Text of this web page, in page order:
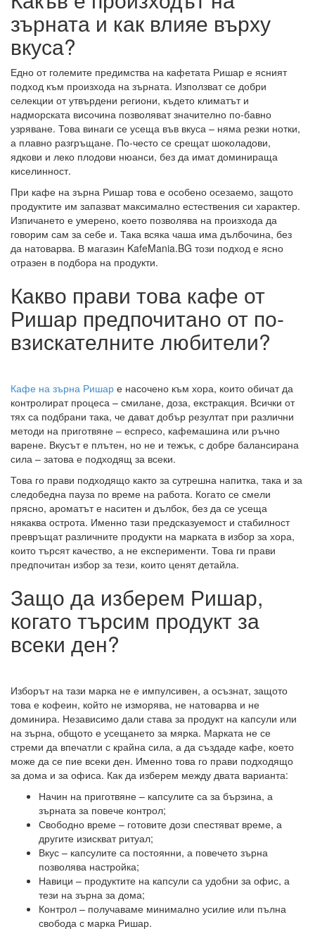
зърната и как влияе върху
вкуса?
Едно от големите предимства на кафетата Ришар е ясният
подход към произхода на зърната. Използват се добри
селекции от утвърдени региони, където климатът и
надморската височина позволяват значително по-бавно
узряване. Това винаги се усеща във вкуса – няма резки нотки,
а плавно разгръщане. По-често се срещат шоколадови,
ядкови и леко плодови нюанси, без да имат доминираща
киселинност.
При кафе на зърна Ришар това е особено осезаемо, защото
продуктите им запазват максимално естествения си характер.
Изпичането е умерено, което позволява на произхода да
говорим сам за себе и. Така всяка чаша има дълбочина, без
да натоварва. В магазин KafeMania.BG този подход е ясно
отразен в подбора на продукти.
Какво прави това кафе от
Ришар предпочитано от по-
взискателните любители?
Кафе на зърна Ришар е насочено към хора, които обичат да
контролират процеса – смилане, доза, екстракция. Всички от
тях са подбрани така, че дават добър резултат при различни
методи на приготвяне – еспресо, кафемашина или ръчно
варене. Вкусът е плътен, но не и тежък, с добре балансирана
сила – затова е подходящ за всеки.
Това го прави подходящо както за сутрешна напитка, така и за
следобедна пауза по време на работа. Когато се смели
прясно, ароматът е наситен и дълбок, без да се усеща
някаква острота. Именно тази предсказуемост и стабилност
превръщат различните продукти на марката в избор за хора,
които търсят качество, а не експерименти. Това ги прави
предпочитан избор за тези, които ценят детайла.
Защо да изберем Ришар,
когато търсим продукт за
всеки ден?
Изборът на тази марка не е импулсивен, а осъзнат, защото
това е кофеин, който не изморява, не натоварва и не
доминира. Независимо дали става за продукт на капсули или
на зърна, общото е усещането за мярка. Марката не се
стреми да впечатли с крайна сила, а да създаде кафе, което
може да се пие всеки ден. Именно това го прави подходящо
за дома и за офиса. Как да изберем между двата варианта:
Начин на приготвяне – капсулите са за бързина, а
зърната за повече контрол;
Свободно време – готовите дози спестяват време, а
другите изискват ритуал;
Вкус – капсулите са постоянни, а повечето зърна
позволява настройка;
Навици – продуктите на капсули са удобни за офис, а
тези на зърна за дома;
Контрол – получаваме минимално усилие или пълна
свобода с марка Ришар.